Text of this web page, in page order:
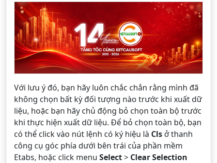
Với lưu ý đó, bạn hãy luôn chắc chắn rằng mình đã
không chọn bất kỳ đối tượng nào trước khi xuất dữ
liệu, hoặc bạn hãy chủ động bỏ chọn toàn bộ trước
khi thực hiện xuất dữ liệu. Để bỏ chọn toàn bộ, bạn
có thể click vào nút lệnh có ký hiệu là Cls ở thanh
công cụ góc phía dưới bên trái của phần mềm
Etabs, hoặc click menu Select> Clear Selection